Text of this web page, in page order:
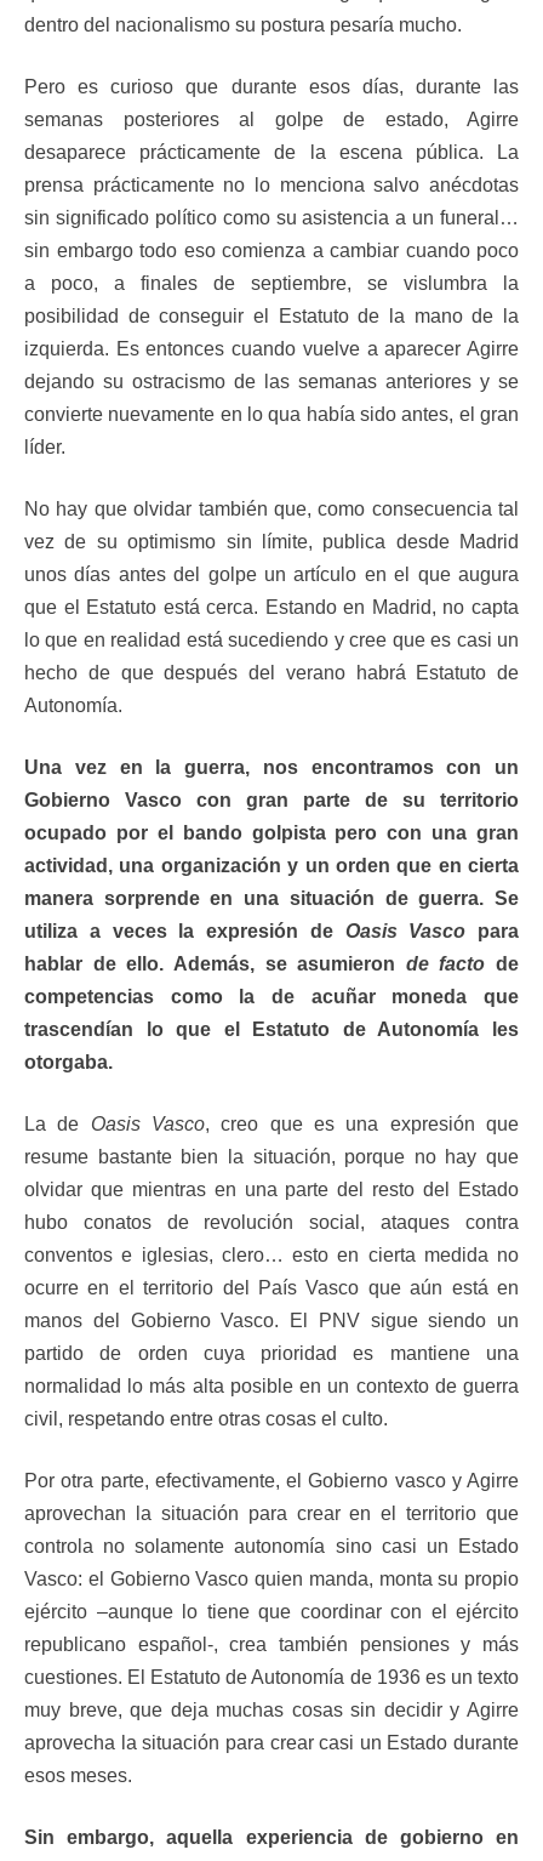
dentro del nacionalismo su postura pesaría mucho.
Pero es curioso que durante esos días, durante las
semanas posteriores al golpe de estado, Agirre
desaparece prácticamente de la escena pública. La
prensa prácticamente no lo menciona salvo anécdotas
sin significado político como su asistencia a un funeral…
sin embargo todo eso comienza a cambiar cuando poco
a poco, a finales de septiembre, se vislumbra la
posibilidad de conseguir el Estatuto de la mano de la
izquierda. Es entonces cuando vuelve a aparecer Agirre
dejando su ostracismo de las semanas anteriores y se
convierte nuevamente en lo qua había sido antes, el gran
líder.
No hay que olvidar también que, como consecuencia tal
vez de su optimismo sin límite, publica desde Madrid
unos días antes del golpe un artículo en el que augura
que el Estatuto está cerca. Estando en Madrid, no capta
lo que en realidad está sucediendo y cree que es casi un
hecho de que después del verano habrá Estatuto de
Autonomía.
Una vez en la guerra, nos encontramos con un
Gobierno Vasco con gran parte de su territorio
ocupado por el bando golpista pero con una gran
actividad, una organización y un orden que en cierta
manera sorprende en una situación de guerra. Se
utiliza a veces la expresión de Oasis Vasco para
hablar de ello. Además, se asumieron de facto de
competencias como la de acuñar moneda que
trascendían lo que el Estatuto de Autonomía les
otorgaba.
La de Oasis Vasco, creo que es una expresión que
resume bastante bien la situación, porque no hay que
olvidar que mientras en una parte del resto del Estado
hubo conatos de revolución social, ataques contra
conventos e iglesias, clero… esto en cierta medida no
ocurre en el territorio del País Vasco que aún está en
manos del Gobierno Vasco. El PNV sigue siendo un
partido de orden cuya prioridad es mantiene una
normalidad lo más alta posible en un contexto de guerra
civil, respetando entre otras cosas el culto.
Por otra parte, efectivamente, el Gobierno vasco y Agirre
aprovechan la situación para crear en el territorio que
controla no solamente autonomía sino casi un Estado
Vasco: el Gobierno Vasco quien manda, monta su propio
ejército –aunque lo tiene que coordinar con el ejército
republicano español-, crea también pensiones y más
cuestiones. El Estatuto de Autonomía de 1936 es un texto
muy breve, que deja muchas cosas sin decidir y Agirre
aprovecha la situación para crear casi un Estado durante
esos meses.
Sin embargo, aquella experiencia de gobierno en